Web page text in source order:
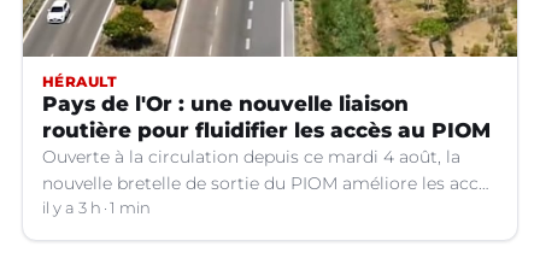
HÉRAULT
Pays de l'Or : une nouvelle liaison
routière pour fluidifier les accès au PIOM
Ouverte à la circulation depuis ce mardi 4 août, la
nouvelle bretelle de sortie du PIOM améliore les accès
à la zone d'activités et facilite les déplacements
quotidiens.
il y a 3 h 1 min